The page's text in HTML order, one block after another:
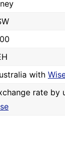
with
rate by